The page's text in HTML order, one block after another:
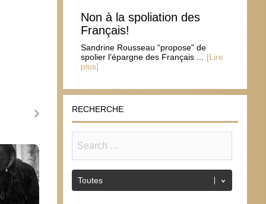
Non à la spoliation des
Français!
Sandrine Rousseau “propose” de
spolier l’épargne des Français ...
[Lire
plus]
RECHERCHE